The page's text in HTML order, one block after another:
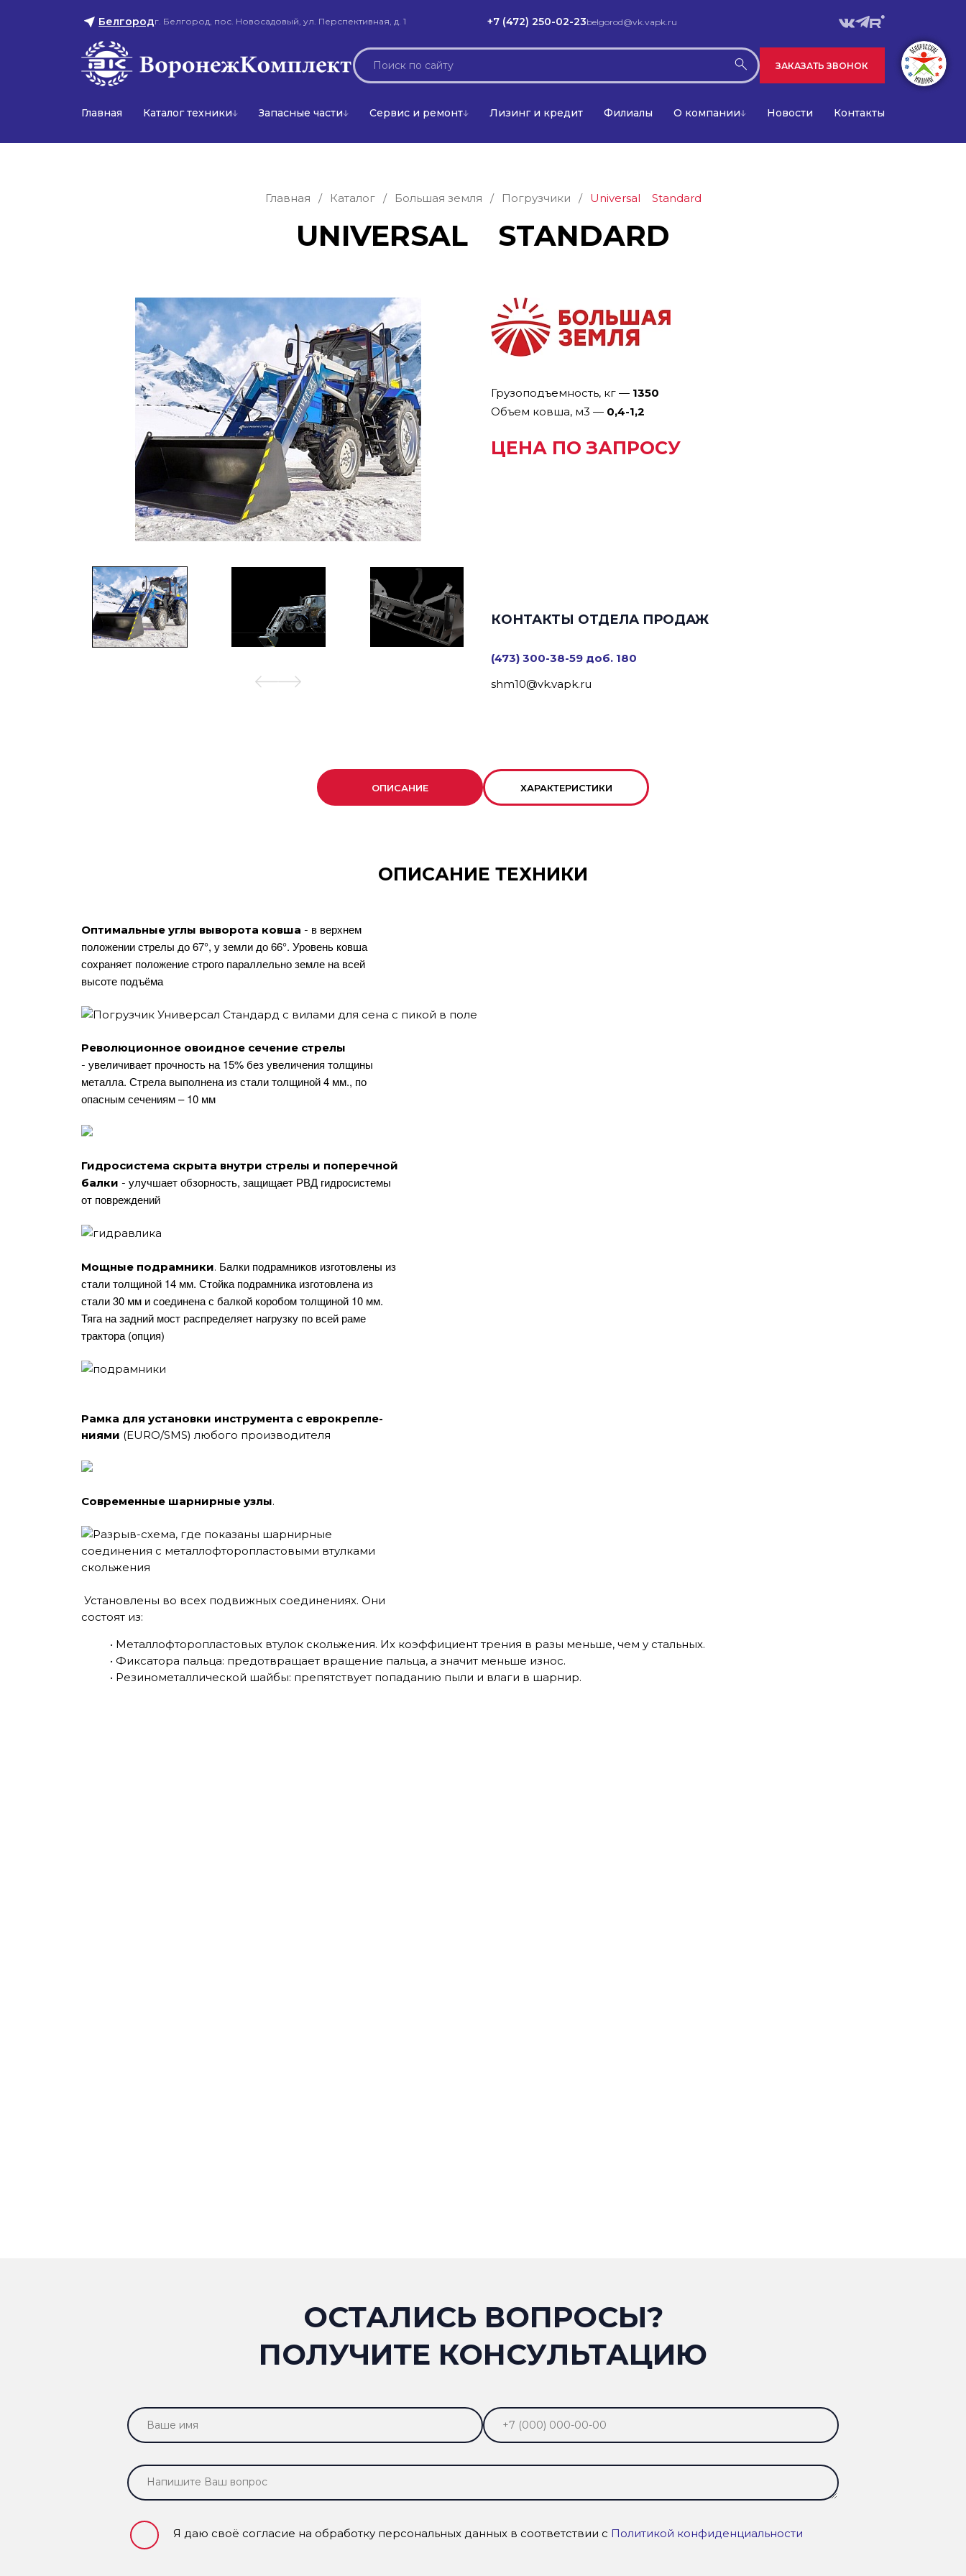
Белгородг. Белгород, пос. Новосадовый, ул. Перспективная, д. 1 +7 (472) 250-02-23belgorod@vk.vapk.ru
ЗАКАЗАТЬ ЗВОНОК
Главная Каталог техники Запасные части Сервис и ремонт Лизинг и кредит Филиалы О компании Новости Контакты
Главная / Каталог / Большая земля / Погрузчики / Universal Standard
UNIVERSAL STANDARD
Грузоподъемность, кг— 1350
Объем ковша, м3 — 0,4-1,2
ЦЕНА ПО ЗАПРОСУ
КОНТАКТЫ ОТДЕЛА ПРОДАЖ
(473) 300-38-59 доб. 180
shm10@vk.vapk.ru
ОПИСАНИЕ ХАРАКТЕРИСТИКИ
ОПИСАНИЕ ТЕХНИКИ
Оптимальные углы выворота ковша - в верхнем
положении стрелы до 67°, у земли до 66°. Уровень ковша
сохраняет положение строго параллельно земле на всей
высоте подъёма
Революционное овоидное сечение стрелы
-увеличивает прочность на 15% без увеличения толщины
металла. Стрела выполнена из стали толщиной 4 мм., по
опасным сечениям – 10 мм
Гидросистема скрыта внутри стрелы и поперечной
балки -улучшает обзорность, защищает РВД гидросистемы
от повреждений
Мощные подрамники. Балки подрамников изготовлены из
стали толщиной 14 мм. Стойка подрамника изготовлена из
стали 30 мм и соединена с балкой коробом толщиной 10 мм.
Тяга на задний мост распределяет нагрузку по всей раме
трактора (опция)
Рамка для установки инструмента с евро­крепле­
ниями (EURO/SMS) любого производителя
Современные шарнирные узлы.
Установлены во всех подвижных соединениях. Они
состоят из:
• Металлофторопластовых втулок скольжения. Их коэффициент трения в разы меньше, чем у стальных.
• Фиксатора пальца: предотвращает вращение пальца, а значит меньше износ.
• Резинометаллической шайбы: препятствует попаданию пыли и влаги в шарнир.
ОСТАЛИСЬ ВОПРОСЫ?
ПОЛУЧИТЕ КОНСУЛЬТАЦИЮ
Я даю своё согласие на обработку персональных данных в соответствии с Политикой конфиденциальности